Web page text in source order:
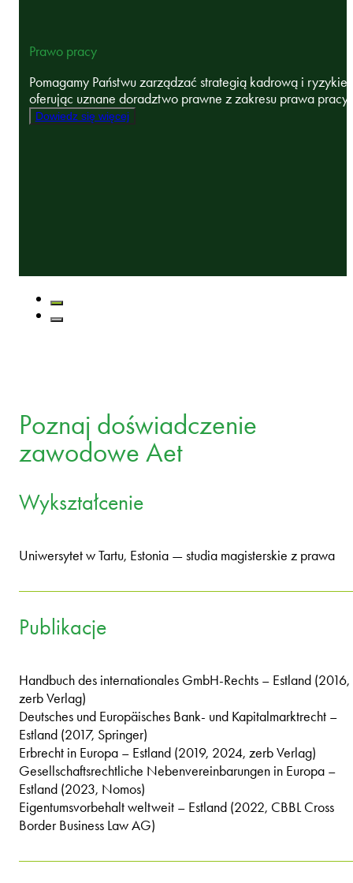
Prawo pracy
Pomagamy Państwu zarządzać strategią kadrową i
oferując uznane doradztwo prawne z zakresu prawa
Dowiedz się więcej
Poznaj doświadczenie
zawodowe Aet
Wykształcenie
Uniwersytet w Tartu, Estonia — studia magisterskie z prawa
Publikacje
Handbuch des internationales GmbH-Rechts – Estland (2016,
zerb Verlag)
Deutsches und Europäisches Bank- und Kapitalmarktrecht –
Estland (2017, Springer)
Erbrecht in Europa – Estland (2019, 2024, zerb Verlag)
Gesellschaftsrechtliche Nebenvereinbarungen in Europa –
Estland (2023, Nomos)
Eigentumsvorbehalt weltweit – Estland (2022, CBBL Cross
Border Business Law AG)